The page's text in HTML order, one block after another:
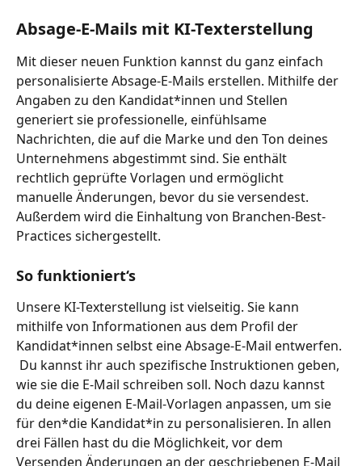
Absage-E-Mails mit KI-Texterstellung
Mit dieser neuen Funktion kannst du ganz einfach
personalisierte Absage-E-Mails erstellen. Mithilfe der
Angaben zu den Kandidat*innen und Stellen
generiert sie professionelle, einfühlsame
Nachrichten, die auf die Marke und den Ton deines
Unternehmens abgestimmt sind. Sie enthält
rechtlich geprüfte Vorlagen und ermöglicht
manuelle Änderungen, bevor du sie versendest.
Außerdem wird die Einhaltung von Branchen-Best-
Practices sichergestellt.
So funktioniert‘s
Unsere KI-Texterstellung ist vielseitig. Sie kann
mithilfe von Informationen aus dem Profil der
Kandidat*innen selbst eine Absage-E-Mail entwerfen.
Du kannst ihr auch spezifische Instruktionen geben,
wie sie die E-Mail schreiben soll. Noch dazu kannst
du deine eigenen E-Mail-Vorlagen anpassen, um sie
für den*die Kandidat*in zu personalisieren. In allen
drei Fällen hast du die Möglichkeit, vor dem
Versenden Änderungen an der geschriebenen E-Mail